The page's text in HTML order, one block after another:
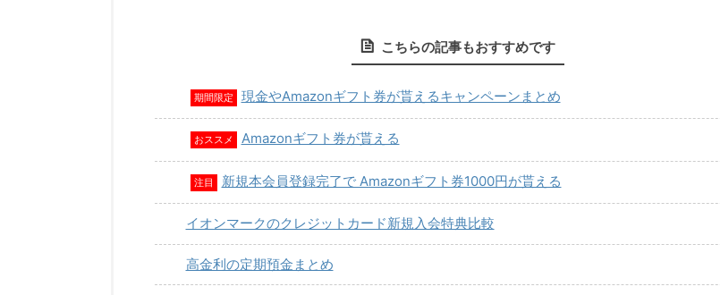
こちらの記事もおすすめです
期間限定 現金やAmazonギフト券が貰えるキャンペーンまとめ
おススメ Amazonギフト券が貰える
注目 新規本会員登録完了で Amazonギフト券1000円が貰える
イオンマークのクレジットカード新規入会特典比較
高金利の定期預金まとめ